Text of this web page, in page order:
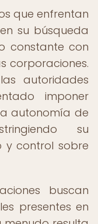
que enfrentan
su búsqueda
constante con
corporaciones.
autoridades
imponer
autonomía de
su
control sobre
buscan
presentes en